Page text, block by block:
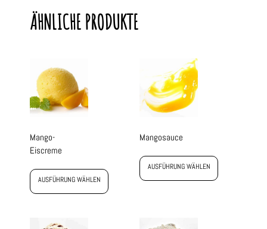
ÄHNLICHE PRODUKTE
Mango-
Eiscreme
AUSFÜHRUNG WÄHLEN
Mangosauce
AUSFÜHRUNG WÄHLEN